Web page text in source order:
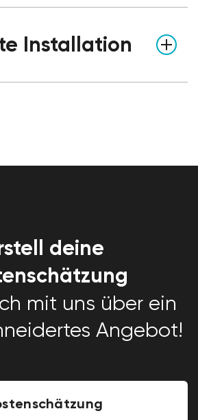
Installation
deine
mit uns über ein
Angebot!